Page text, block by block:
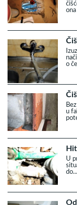
o
u
U
do...